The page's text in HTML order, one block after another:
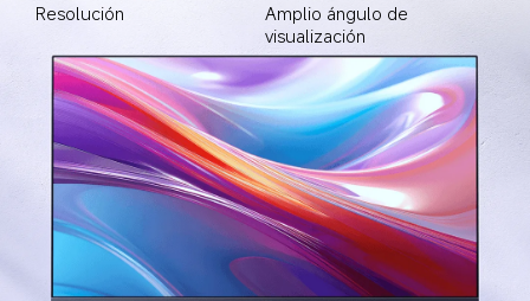
Resolución
Amplio ángulo de
visualización